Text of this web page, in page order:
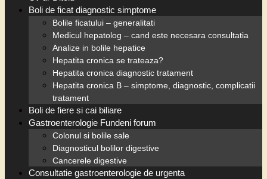
Boli de ficat diagnostic simptome
Bolile ficatului – generalitati
Medicul hepatolog – cand este necesara consultatia
Analize in bolile hepatice
Hepatita cronica se trateaza?
Hepatita cronica diagnostic tratament
Hepatita cronica B – simptome, diagnostic, complicatii
tratament
Boli de fiere si cai biliare
Gastroenterologie Fundeni forum
Colonul si bolile sale
Diagnosticul bolilor digestive
Cancerele digestive
Consultatie gastroenterologie de urgenta